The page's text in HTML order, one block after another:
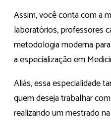
Assim, você conta com a
laboratórios, professores
metodologia moderna
a especialização em
Aliás, essa especialidade
quem deseja trabalhar
realizando um mestrado na